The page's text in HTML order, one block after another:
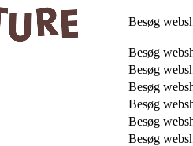
Besøg
Besøg
Besøg
Besøg
Besøg
Besøg
Besøg